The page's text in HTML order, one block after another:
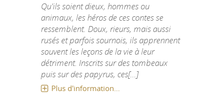
Qu'ils soient dieux, hommes ou
animaux, les héros de ces contes se
ressemblent. Doux, rieurs, mais aussi
rusés et parfois sournois, ils apprennent
souvent les leçons de la vie à leur
détriment. Inscrits sur des tombeaux
puis sur des papyrus, ces[...]
Plus d'information...